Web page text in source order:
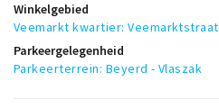
Agenda
Musea, theaters & podia
Winkelgebied
Veemarkt kwartier: Veemarktstraat
Parkeergelegenheid
Parkeerterrein: Beyerd - Vlaszak